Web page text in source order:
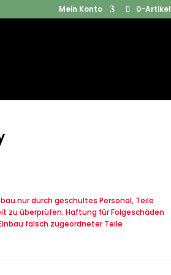
Mein Konto 0-Artikel
nur durch geschultes Personal, Teile
zu überprüfen. Haftung für Folgeschäden
falsch zugeordneter Teile